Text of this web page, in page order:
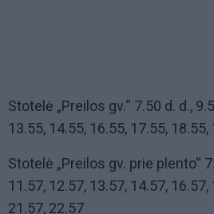
Stotelė „Preilos gv.“ 7.50 d. d.,
13.55, 14.55, 16.55, 17.55,
Stotelė „Preilos gv. prie plento“
11.57, 12.57, 13.57, 14.57,
21.57, 22.57